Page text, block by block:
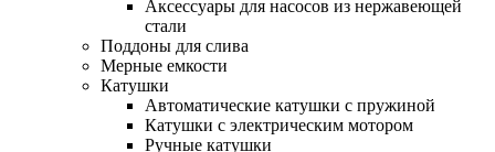
Аксессуары для насосов из нержавеющей
стали
Поддоны для слива
Мерные емкости
Катушки
Автоматические катушки с пружиной
Катушки с электрическим мотором
Ручные катушки